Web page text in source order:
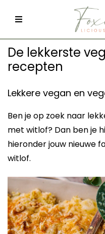
kleding
De lekkerste
recepten
Lekkere vegan en
Ben je op zoek naar
met witlof? Dan ben je
hieronder jouw nieuwe
witlof.